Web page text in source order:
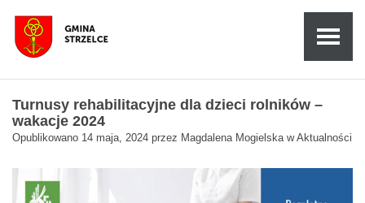
Turnusy rehabilitacyjne dla dzieci rolników –
wakacje 2024
Opublikowano 14 maja, 2024 przez Magdalena Mogielska wAktualności